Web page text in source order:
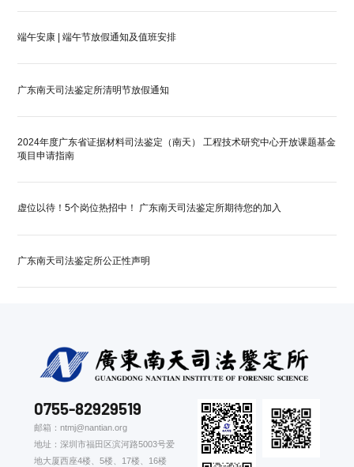
端午安康 | 端午节放假通知及值班安排
广东南天司法鉴定所清明节放假通知
2024年度广东省证据材料司法鉴定（南天） 工程技术研究中心开放课题基金
项目申请指南
虚位以待！5个岗位热招中！ 广东南天司法鉴定所期待您的加入
广东南天司法鉴定所公正性声明
0755-82929519
邮箱：ntmj@nantian.org
地址：深圳市福田区滨河路5003号爱
地大厦西座4楼、5楼、17楼、16楼